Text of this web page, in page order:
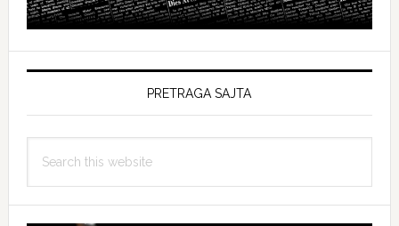
PRETRAGA SAJTA
this